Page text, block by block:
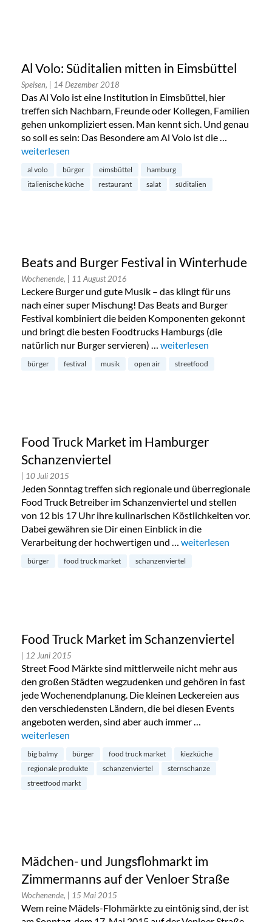
Al Volo: Süditalien mitten in Eimsbüttel
Speisen, | 14 Dezember 2018
Das Al Volo ist eine Institution in Eimsbüttel, hier
treffen sich Nachbarn, Freunde oder Kollegen, Familien
gehen unkompliziert essen. Man kennt sich. Und genau
so soll es sein: Das Besondere am Al Volo ist die …
„Al Volo: Süditalien mitten in Eimsbüttel“
weiterlesen
al volo bürger eimsbüttel
hamburg
italienische küche
restaurant salat süditalien
Beats and Burger Festival in Winterhude
Wochenende, | 11 August 2016
Leckere Burger und gute Musik – das klingt für uns
nach einer super Mischung! Das Beats and Burger
Festival kombiniert die beiden Komponenten gekonnt
und bringt die besten Foodtrucks Hamburgs (die
natürlich nur Burger servieren) … „Beats and Burger
weiterlesen
bürger festival musik open air streetfood
Food Truck Market im Hamburger
Schanzenviertel
| 10 Juli 2015
Jeden Sonntag treffen sich regionale und überregionale
Food Truck Betreiber im Schanzenviertel und stellen
von 12 bis 17 Uhr ihre kulinarischen Köstlichkeiten vor.
Dabei gewähren sie Dir einen Einblick in die
Verarbeitung der hochwertigen und … „Food Truck Market
weiterlesen
bürger food truck market schanzenviertel
Food Truck Market im Schanzenviertel
| 12 Juni 2015
Street Food Märkte sind mittlerweile nicht mehr aus
den großen Städten wegzudenken und gehören in fast
jede Wochenendplanung. Die kleinen Leckereien aus
den verschiedensten Ländern, die bei diesen Events
angeboten werden, sind aber auch immer …
„Food Truck Market im Schanzenviertel“
weiterlesen
big balmy bürger food truck market
kiezküche
regionale produkte
schanzenviertel
sternschanze
streetfood markt
Mädchen- und Jungsflohmarkt im
Zimmermanns auf der Venloer Straße
Wochenende, | 15 Mai 2015
Wem reine Mädels-Flohmärkte zu eintönig sind, der ist